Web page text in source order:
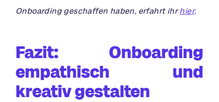
Onboarding geschaffen haben, erfahrt ihrhier.
Fazit: Onboarding
empathisch und
kreativ gestalten